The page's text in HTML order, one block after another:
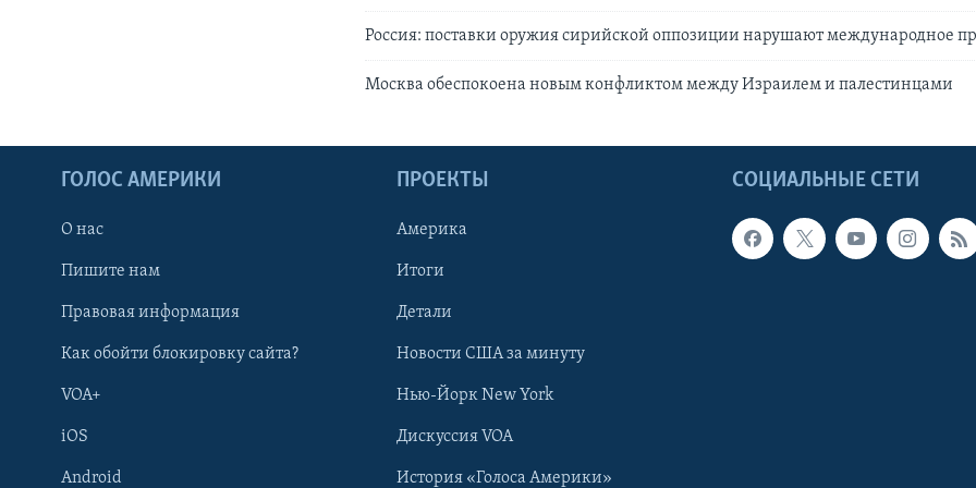
Россия: поставки оружия сирийской оппозиции нарушают международное
Москва обеспокоена новым конфликтом между Израилем и палестинцами
СОЦИАЛЬНЫЕ СЕТИ
ГОЛОС АМЕРИКИ
О нас
Пишите нам
Правовая информация
Как обойти блокировку сайта?
VOA+
iOS
Android
ПРОЕКТЫ
Америка
Итоги
Детали
Новости США за минуту
Нью-Йорк New York
Дискуссия VOA
История «Голоса Америки»